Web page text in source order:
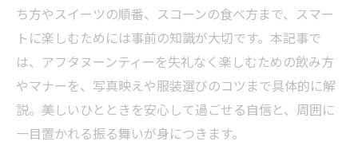
ち方やスイーツの順番、スコーンの食べ方まで、スマー
トに楽しむためには事前の知識が大切です。本記事で
は、アフタヌーンティーを失礼なく楽しむための飲み方
やマナーを、写真映えや服装選びのコツまで具体的に解
説。美しいひとときを安心して過ごせる自信と、周囲に
一目置かれる振る舞いが身につきます。